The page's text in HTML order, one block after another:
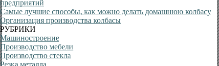
предприятий
Самые лучшие способы, как можно делать домашнюю колбасу
Организация производства колбасы
РУБРИКИ
Машиностроение
Производство мебели
Производство стекла
Резка металла